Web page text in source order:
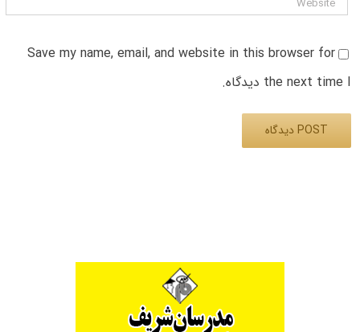
Save my name, email, and website in this browser for
the next time I دیدگاه.